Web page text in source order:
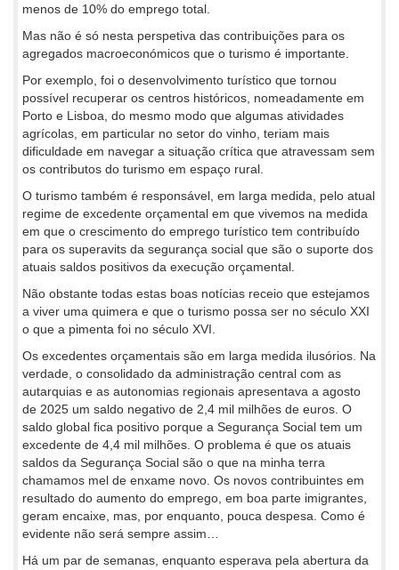
menos de 10% do emprego total.
Mas não é só nesta perspetiva das contribuições para os
agregados macroeconómicos que o turismo é importante.
Por exemplo, foi o desenvolvimento turístico que tornou
possível recuperar os centros históricos, nomeadamente em
Porto e Lisboa, do mesmo modo que algumas atividades
agrícolas, em particular no setor do vinho, teriam mais
dificuldade em navegar a situação crítica que atravessam sem
os contributos do turismo em espaço rural.
O turismo também é responsável, em larga medida, pelo atual
regime de excedente orçamental em que vivemos na medida
em que o crescimento do emprego turístico tem contribuído
para os superavits da segurança social que são o suporte dos
atuais saldos positivos da execução orçamental.
Não obstante todas estas boas notícias receio que estejamos
a viver uma quimera e que o turismo possa ser no século XXI
o que a pimenta foi no século XVI.
Os excedentes orçamentais são em larga medida ilusórios. Na
verdade, o consolidado da administração central com as
autarquias e as autonomias regionais apresentava a agosto
de 2025 um saldo negativo de 2,4 mil milhões de euros. O
saldo global fica positivo porque a Segurança Social tem um
excedente de 4,4 mil milhões. O problema é que os atuais
saldos da Segurança Social são o que na minha terra
chamamos mel de enxame novo. Os novos contribuintes em
resultado do aumento do emprego, em boa parte imigrantes,
geram encaixe, mas, por enquanto, pouca despesa. Como é
evidente não será sempre assim…
Há um par de semanas, enquanto esperava pela abertura da